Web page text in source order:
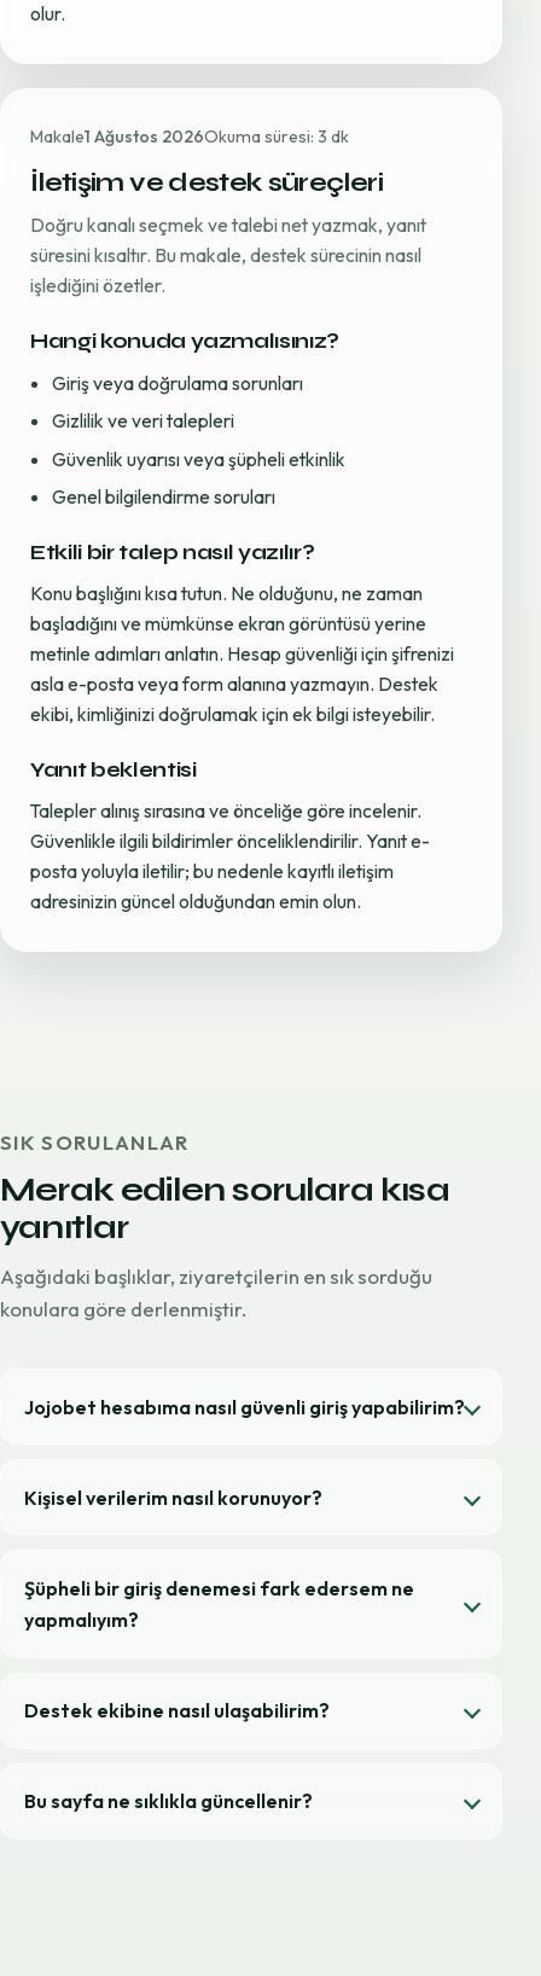
olur.
Makale1 Ağustos 2026Okuma süresi: 3 dk
İletişim ve destek süreçleri
Doğru kanalı seçmek ve talebi net yazmak, yanıt
süresini kısaltır. Bu makale, destek sürecinin nasıl
işlediğini özetler.
Hangi konuda yazmalısınız?
Giriş veya doğrulama sorunları
Gizlilik ve veri talepleri
Güvenlik uyarısı veya şüpheli etkinlik
Genel bilgilendirme soruları
Etkili bir talep nasıl yazılır?
Konu başlığını kısa tutun. Ne olduğunu, ne zaman
başladığını ve mümkünse ekran görüntüsü yerine
metinle adımları anlatın. Hesap güvenliği için şifrenizi
asla e-posta veya form alanına yazmayın. Destek
ekibi, kimliğinizi doğrulamak için ek bilgi isteyebilir.
Yanıt beklentisi
Talepler alınış sırasına ve önceliğe göre incelenir.
Güvenlikle ilgili bildirimler önceliklendirilir. Yanıt e-
posta yoluyla iletilir; bu nedenle kayıtlı iletişim
adresinizin güncel olduğundan emin olun.
SIK SORULANLAR
Merak edilen sorulara kısa
yanıtlar
Aşağıdaki başlıklar, ziyaretçilerin en sık sorduğu
konulara göre derlenmiştir.
Jojobet hesabıma nasıl güvenli giriş yapabilirim?
Kişisel verilerim nasıl korunuyor?
Şüpheli bir giriş denemesi fark edersem ne
yapmalıyım?
Destek ekibine nasıl ulaşabilirim?
Bu sayfa ne sıklıkla güncellenir?